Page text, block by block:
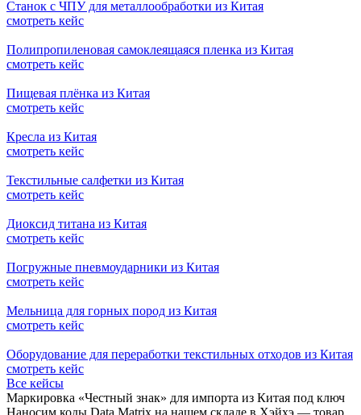
Станок с ЧПУ для металлообработки из Китая
смотреть кейс
Полипропиленовая самоклеящаяся пленка из Китая
смотреть кейс
Пищевая плёнка из Китая
смотреть кейс
Кресла из Китая
смотреть кейс
Текстильные салфетки из Китая
смотреть кейс
Диоксид титана из Китая
смотреть кейс
Погружные пневмоударники из Китая
смотреть кейс
Мельница для горных пород из Китая
смотреть кейс
Оборудование для переработки текстильных отходов из Китая
смотреть кейс
Все кейсы
Маркировка «Честный знак» для импорта из Китая под ключ